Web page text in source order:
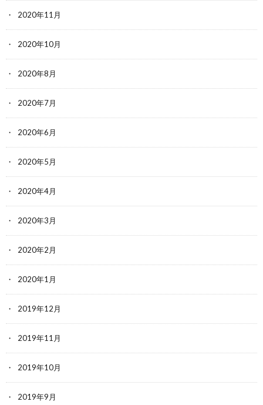
2020年11月
2020年10月
2020年8月
2020年7月
2020年6月
2020年5月
2020年4月
2020年3月
2020年2月
2020年1月
2019年12月
2019年11月
2019年10月
2019年9月